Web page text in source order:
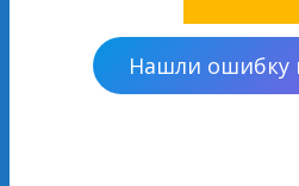
Нашли ошибку